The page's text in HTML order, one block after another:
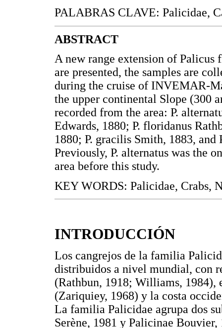
PALABRAS CLAVE: Palicidae,
ABSTRACT
A new range extension of
are presented, the samples are
during the cruise of INVEMAR-
the upper continental Slope (300
recorded from the area: P.
Edwards, 1880; P. floridanus
1880; P. gracilis Smith, 1883,
Previously, P. alternatus was the
area before this study.
KEY WORDS: Palicidae, Crabs,
INTRODUCCIÓN
Los cangrejos de la familia
distribuidos a nivel mundial, con
(Rathbun, 1918; Williams,
(Zariquiey, 1968) y la costa
La familia Palicidae agrupa dos
Serène, 1981 y Palicinae